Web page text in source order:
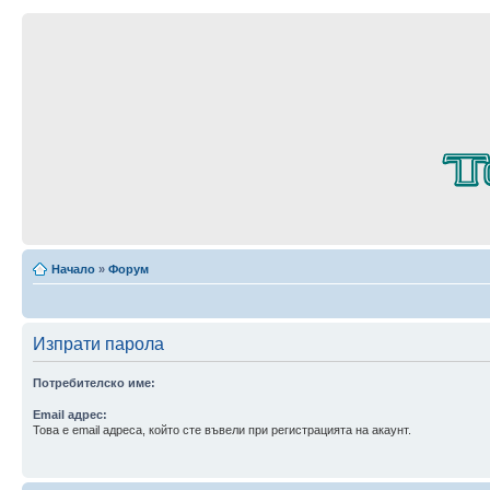
Начало » Форум
Изпрати парола
Потребителско име:
Email адрес:
Това е email адреса, който сте въвели при регистрацията на акаунт.